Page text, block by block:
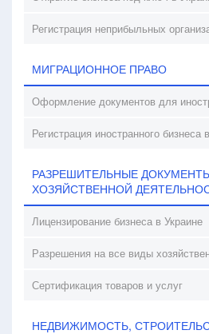
Регистрация неприбыльных
МИГРАЦИОННОЕ ПРАВО
Оформление документов для
Регистрация иностранного бизнеса
РАЗРЕШИТЕЛЬНЫЕ
ХОЗЯЙСТВЕННОЙ
Лицензирование бизнеса в Украине
Разрешения на все виды
Сертификация товаров и услуг
НЕДВИЖИМОСТЬ,